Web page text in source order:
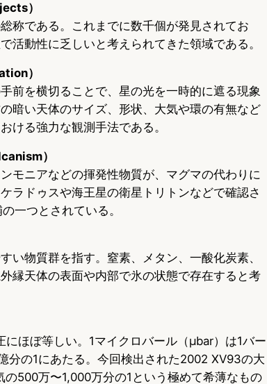
）
称である。これまでに数千個が発見されてお
活動性に乏しいと考えられてきた領域である。
）
前を横切ることで、星の光を一時的に遮る現象
暗い天体のサイズ、形状、大気や環の有無など
ける強力な観測手法である。
）
モニアなどの揮発性物質が、マグマの代わりに
ラドゥスや海王星の衛星トリトンなどで確認さ
一つとされている。
い物質群を指す。窒素、メタン、一酸化炭素、
縁天体の表面や内部で氷の状態で存在すると考
ほぼ等しい。1マイクロバール（μbar）は1バー
分の1にあたる。今回検出された2002 XV93の大
500万〜1,000万分の1という極めて希薄なもの